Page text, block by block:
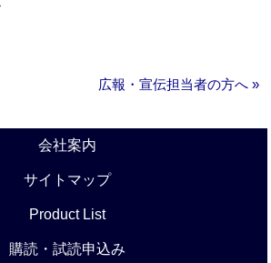
広報・宣伝担当者の方へ »
会社案内
サイトマップ
Product List
購読・試読申込み